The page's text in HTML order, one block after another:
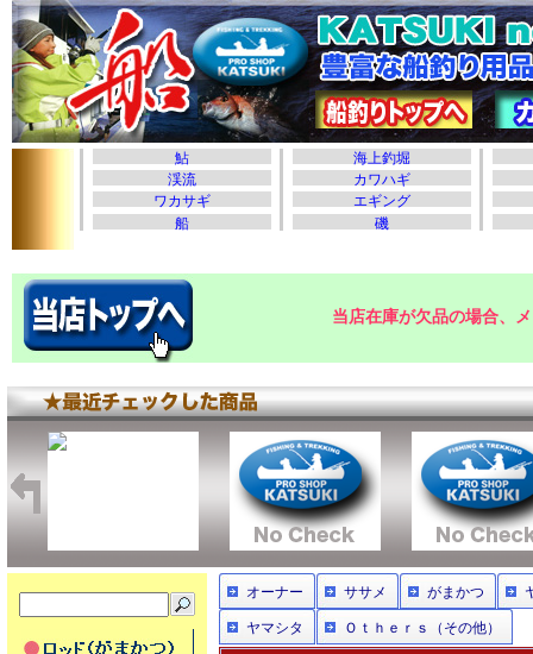
当店在庫が欠品の場合、
オーナー ササメ がまかつ
ヤマシタ Ｏｔｈｅｒｓ（その他）